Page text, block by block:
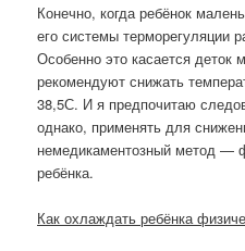
Конечно, когда ребёнок
его системы терморегуляции
Особенно это касается
рекомендуют снижать
38,5С. И я предпочитаю
однако, применять для
немедикаментозный метод —
ребёнка.
Как охлаждать ребёнка